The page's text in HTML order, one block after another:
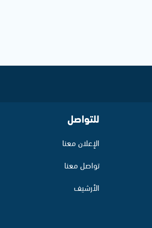
للتواصل
الإعلان معنا
تواصل معنا
الأرشيف